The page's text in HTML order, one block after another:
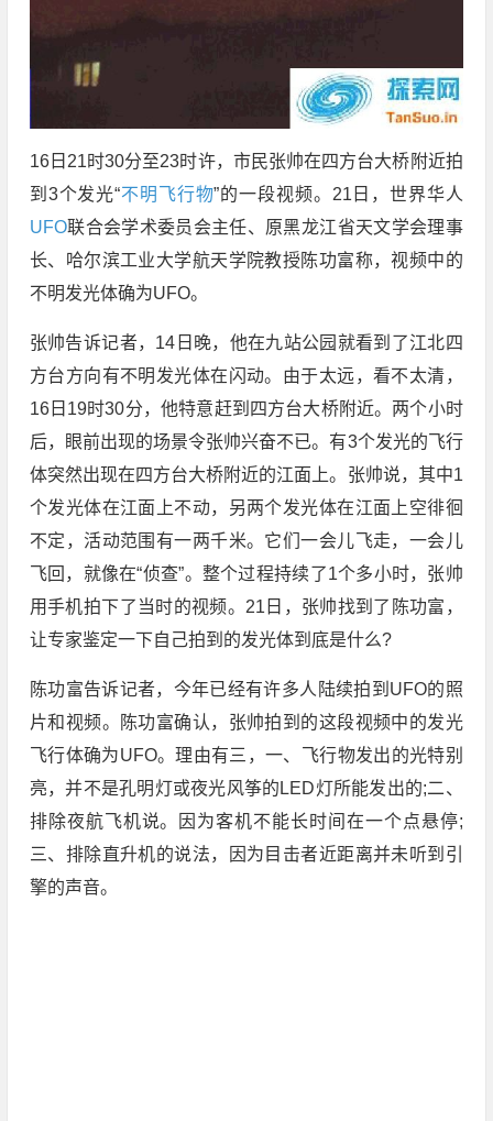
16日21时30分至23时许，市民张帅在四方台大桥附近拍
到3个发光“不明飞行物”的一段视频。21日，世界华人
UFO联合会学术委员会主任、原黑龙江省天文学会理事
长、哈尔滨工业大学航天学院教授陈功富称，视频中的
不明发光体确为UFO。
张帅告诉记者，14日晚，他在九站公园就看到了江北四
方台方向有不明发光体在闪动。由于太远，看不太清，
16日19时30分，他特意赶到四方台大桥附近。两个小时
后，眼前出现的场景令张帅兴奋不已。有3个发光的飞行
体突然出现在四方台大桥附近的江面上。张帅说，其中1
个发光体在江面上不动，另两个发光体在江面上空徘徊
不定，活动范围有一两千米。它们一会儿飞走，一会儿
飞回，就像在“侦查”。整个过程持续了1个多小时，张帅
用手机拍下了当时的视频。21日，张帅找到了陈功富，
让专家鉴定一下自己拍到的发光体到底是什么?
陈功富告诉记者，今年已经有许多人陆续拍到UFO的照
片和视频。陈功富确认，张帅拍到的这段视频中的发光
飞行体确为UFO。理由有三，一、飞行物发出的光特别
亮，并不是孔明灯或夜光风筝的LED灯所能发出的;二、
排除夜航飞机说。因为客机不能长时间在一个点悬停;
三、排除直升机的说法，因为目击者近距离并未听到引
擎的声音。